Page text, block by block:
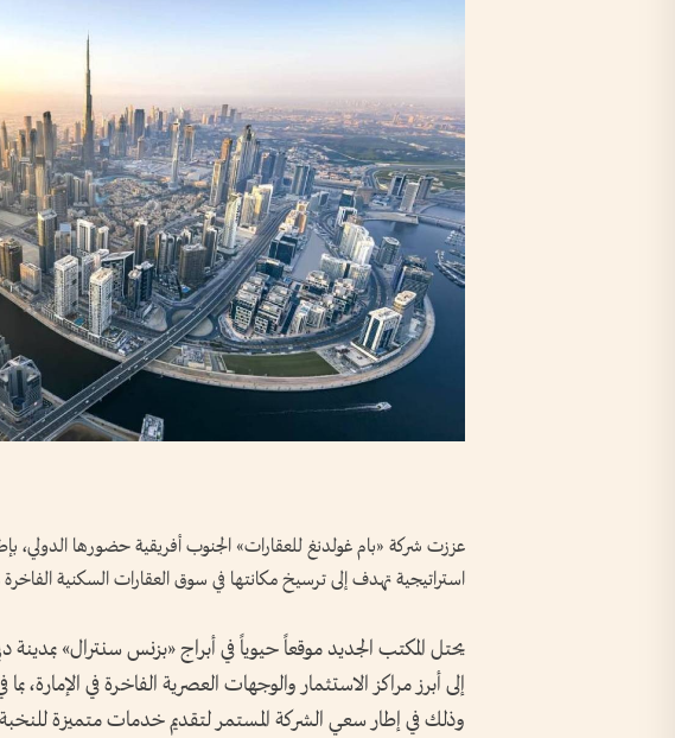
عززت شركة «بام غولدنغ للعقارات» الجنوب أفريقية حضورها الدولي،
استراتيجية تهدف إلى ترسيخ مكانتها في سوق العقارات السكنية
يحتل المكتب الجديد موقعاً حيوياً في أبراج «بزنس سنترال» بمدينة
إلى أبرز مراكز الاستثمار والوجهات العصرية الفاخرة في الإمارة،
وذلك في إطار سعي الشركة المستمر لتقديم خدمات متميزة للنخبة